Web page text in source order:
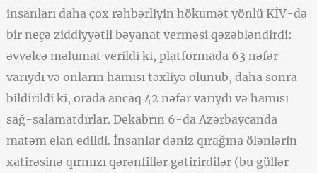
insanları daha çox rəhbərliyin hökumət yönlü KİV-də
bir neçə ziddiyyətli bəyanat verməsi qəzəbləndirdi:
əvvəlcə məlumat verildi ki, platformada 63 nəfər
varıydı və onların hamısı təxliyə olunub, daha sonra
bildirildi ki, orada ancaq 42 nəfər varıydı və hamısı
sağ-salamatdırlar. Dekabrın 6-da Azərbaycanda
matəm elan edildi. İnsanlar dəniz qırağına ölənlərin
xatirəsinə qırmızı qərənfillər gətirirdilər (bu güllər